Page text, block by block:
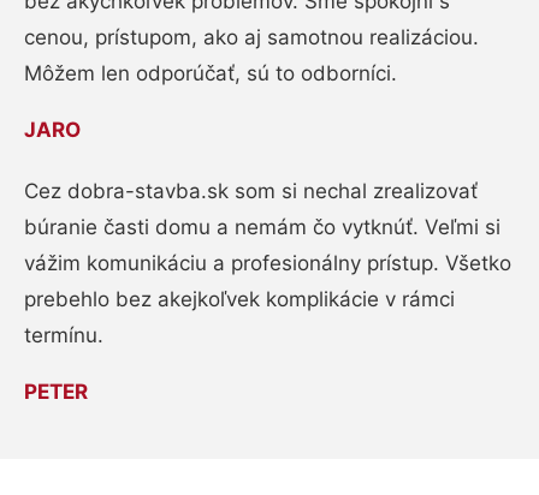
cenou, prístupom, ako aj samotnou realizáciou.
Môžem len odporúčať, sú to odborníci.
JARO
Cez dobra-stavba.sk som si nechal zrealizovať
búranie časti domu a nemám čo vytknúť. Veľmi si
vážim komunikáciu a profesionálny prístup. Všetko
prebehlo bez akejkoľvek komplikácie v rámci
termínu.
PETER